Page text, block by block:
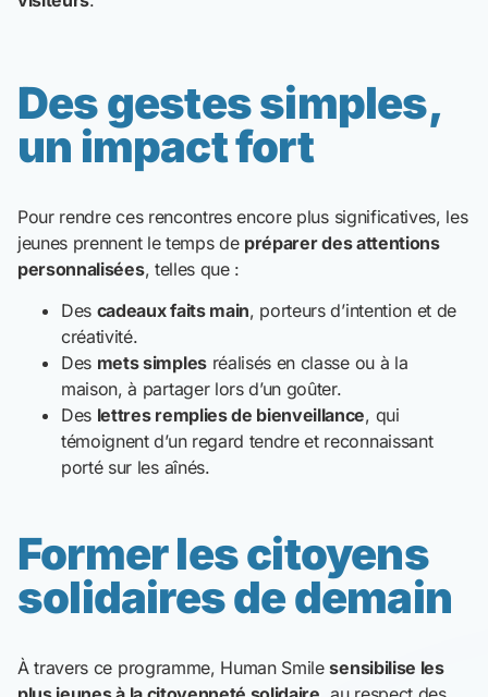
Des gestes simples,
un impact fort
Pour rendre ces rencontres encore plus significatives, les
jeunes prennent le temps de préparer des attentions
personnalisées, telles que :
Des cadeaux faits main, porteurs d’intention et de
créativité.
Des mets simplesréalisés en classe ou à la
maison, à partager lors d’un goûter.
Des lettres remplies de bienveillance, qui
témoignent d’un regard tendre et reconnaissant
porté sur les aînés.
Former les citoyens
solidaires de demain
À travers ce programme, Human Smilesensibilise les